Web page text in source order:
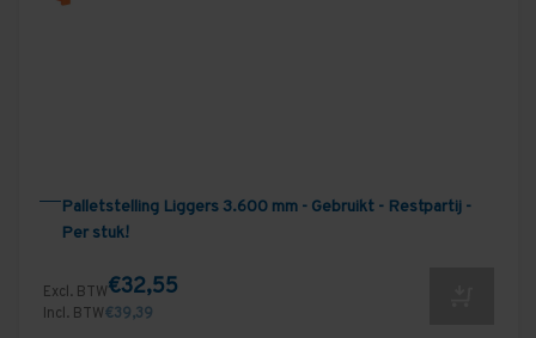
Palletstelling Liggers 3.600 mm - Gebruikt - Restpartij -
Per stuk!
Excl. BTW€32,55
Incl. BTW€39,39